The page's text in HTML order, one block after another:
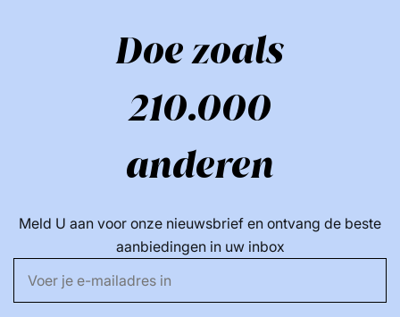
Doe zoals
210.000
anderen
Meld U aan voor onze nieuwsbrief en ontvang de beste
aanbiedingen in uw inbox